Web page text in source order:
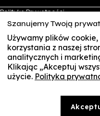
Polityka Prywatności
RODO
Identyfikacja wizualna
Biznes
Wynajem sal
Targi pracy
Treści zawarte na stronie
Szanujemy Twoją
Używamy plików
korzystania z naszej
analitycznych i
Klikając „Akceptuj
użycie. Polityka